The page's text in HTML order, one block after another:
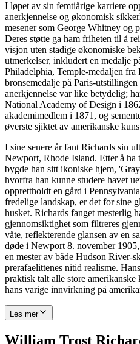
I løpet av sin femtiårige karriere
anerkjennelse og økonomisk
mesener som George Whitney og
Deres støtte ga ham friheten til å
visjon uten stadige økonomiske
utmerkelser, inkludert en medalje
Philadelphia, Temple-medaljen fra
bronsemedalje på Paris-
anerkjennelse var like betydelig;
National Academy of Design i
akademimedlem i 1871, og
øverste sjiktet av amerikanske
I sine senere år fant Richards sin
Newport, Rhode Island. Etter å ha
bygde han sitt ikoniske hjem,
hvorfra han kunne studere havet
opprettholdt en gård i
fredelige landskap, er det for sine
husket. Richards fanget mesterlig
gjennomsiktighet som filtreres
våte, reflekterende glansen av en
døde i Newport 8. november
en mester av både Hudson River-
prerafaelittenes nitid realisme.
praktisk talt alle store amerikanske
hans varige innvirkning på
Les mer
William Trost